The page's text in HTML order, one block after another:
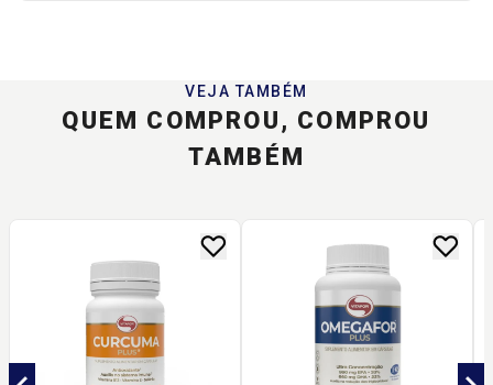
VEJA TAMBÉM
QUEM COMPROU, COMPROU
TAMBÉM